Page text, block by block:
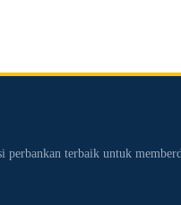
terbaik untuk